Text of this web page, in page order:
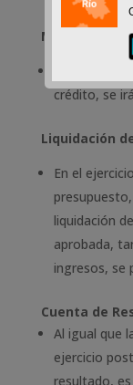
crédito, se
Liquidación
En el
liquidación
aprobada,
ingresos, se
Cuenta de
Al igual que
ejercicio
resultado,